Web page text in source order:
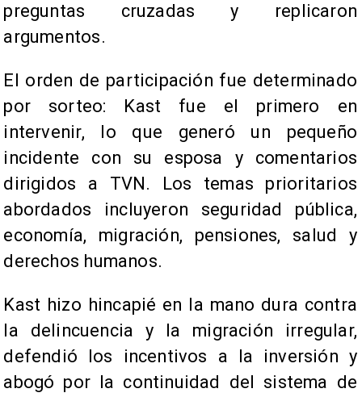
preguntas cruzadas y replicaron
argumentos.
El orden de participación fue determinado
por sorteo: Kast fue el primero en
intervenir, lo que generó un pequeño
incidente con su esposa y comentarios
dirigidos a TVN. Los temas prioritarios
abordados incluyeron seguridad pública,
economía, migración, pensiones, salud y
derechos humanos.
Kast hizo hincapié en la mano dura contra
la delincuencia y la migración irregular,
defendió los incentivos a la inversión y
abogó por la continuidad del sistema de